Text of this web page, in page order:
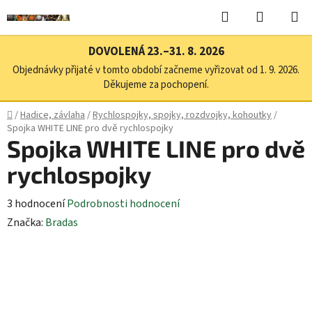
na
obsah
Hledat
KOŠÍK
DOVOLENÁ 23.–31. 8. 2026
Objednávky přijaté v tomto období začneme vyřizovat od 1. 9. 2026.
Děkujeme za pochopení.
Domů
/Hadice, závlaha/Rychlospojky, spojky, rozdvojky, kohoutky/
Spojka WHITE LINE pro dvě rychlospojky
Spojka WHITE LINE pro dvě
rychlospojky
Průměrné
hodnocení
3 hodnoceníPodrobnosti hodnocení
Značka: Bradas